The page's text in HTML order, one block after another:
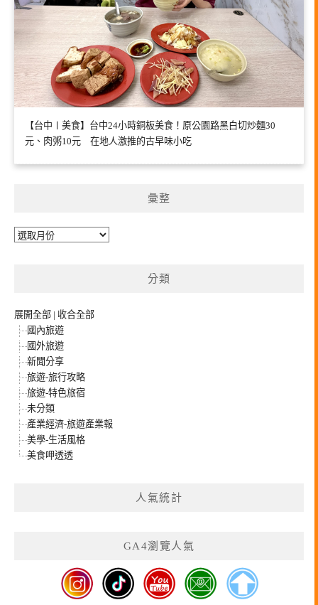
【台中〡美食】台中24小時銅板美食！原公園路黑白切炒麵30
元、肉粥10元 在地人激推的古早味小吃
彙整
彙
分類
展開全部 | 收合全部
國內旅遊
國外旅遊
新聞分享
旅遊-旅行攻略
旅遊-特色旅宿
未分類
產業經濟-旅遊產業報
美學-生活風格
美食呷透透
人氣統計
GA4瀏覽人氣